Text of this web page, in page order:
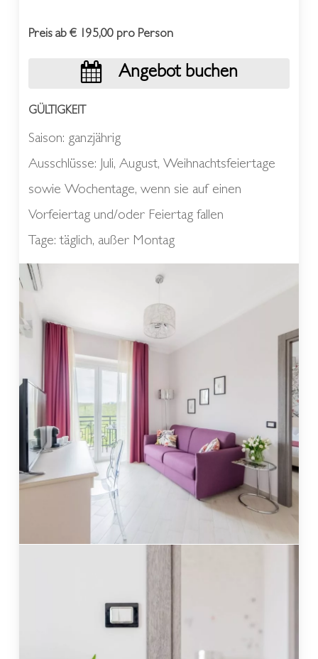
Preis ab € 195,00 pro Person
Angebot buchen
GÜLTIGKEIT
Saison: ganzjährig
Ausschlüsse: Juli, August, Weihnachtsfeiertage
sowie Wochentage, wenn sie auf einen
Vorfeiertag und/oder Feiertag fallen
Tage: täglich, außer Montag